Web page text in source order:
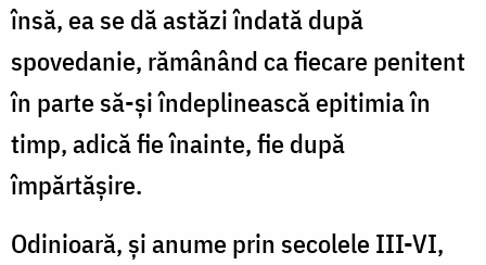
însă, ea se dă astăzi îndată după
spovedanie, rămânând ca fiecare penitent
în parte să-şi îndeplinească epitimia în
timp, adică fie înainte, fie după
împărtăşire.
Odinioară, şi anume prin secolele III-VI,